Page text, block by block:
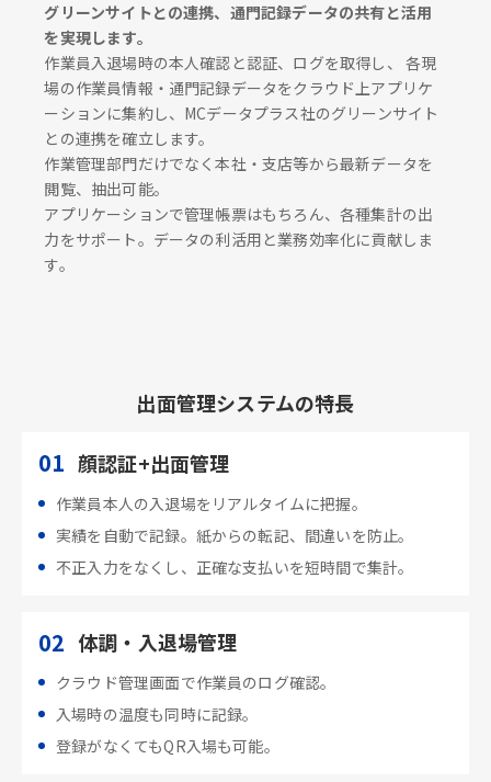
グリーンサイトとの連携、通門記録データの共有と活用
を実現します。
作業員入退場時の本人確認と認証、ログを取得し、 各現
場の作業員情報・通門記録データをクラウド上アプリケ
ーションに集約し、MCデータプラス社のグリーンサイト
との連携を確立します。
作業管理部門だけでなく本社・支店等から最新データを
閲覧、抽出可能。
アプリケーションで管理帳票はもちろん、各種集計の出
力をサポート。データの利活用と業務効率化に貢献しま
す。
出面管理システムの特長
01 顔認証+出面管理
作業員本人の入退場をリアルタイムに把握。
実績を自動で記録。紙からの転記、間違いを防止。
不正入力をなくし、正確な支払いを短時間で集計。
02 体調・入退場管理
クラウド管理画面で作業員のログ確認。
入場時の温度も同時に記録。
登録がなくてもQR入場も可能。